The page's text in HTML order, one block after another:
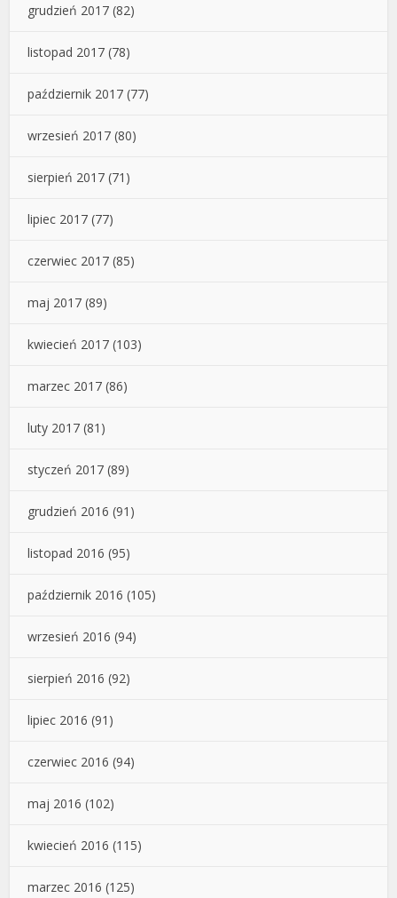
grudzień 2017 (82)
listopad 2017 (78)
październik 2017 (77)
wrzesień 2017 (80)
sierpień 2017 (71)
lipiec 2017 (77)
czerwiec 2017 (85)
maj 2017 (89)
kwiecień 2017 (103)
marzec 2017 (86)
luty 2017 (81)
styczeń 2017 (89)
grudzień 2016 (91)
listopad 2016 (95)
październik 2016 (105)
wrzesień 2016 (94)
sierpień 2016 (92)
lipiec 2016 (91)
czerwiec 2016 (94)
maj 2016 (102)
kwiecień 2016 (115)
marzec 2016 (125)